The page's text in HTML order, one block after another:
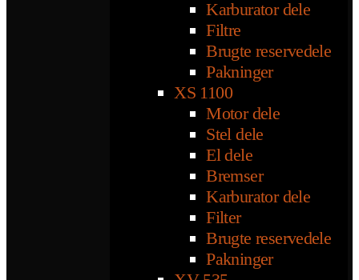
Karburator dele
Filtre
Brugte reservedele
Pakninger
XS 1100
Motor dele
Stel dele
El dele
Bremser
Karburator dele
Filter
Brugte reservedele
Pakninger